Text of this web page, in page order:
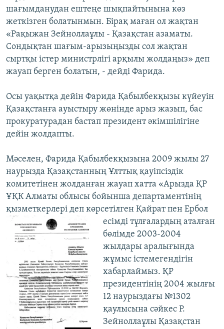
шағымданудан ештеңе шықпайтынына көз
жеткізген болатынмын. Бірақ маған ол жақтан
«Рақыжан Зейноллаұлы - Қазақстан азаматы.
Сондықтан шағым-арызыңызды сол жақтан
сыртқы істер министрлігі арқылы жолдаңыз» деп
жауап берген болатын, - дейді Фарида.
Осы уақытқа дейін Фарида Қабылбекқызы күйеуін
Қазақстанға ауыстыру жөнінде арыз жазып, бас
прокуратурадан бастап президент әкімшілігіне
дейін жолдапты.
Мәселен, Фарида Қабылбекқызына 2009 жылы 27
наурызда Қазақстанның Ұлттық қауіпсіздік
комитетінен жолданған жауап хатта «Арызда ҚР
ҰҚК Алматы облысы бойынша департаментінің
қызметкерлері деп көрсетілген Қайрат пен Ербол
есімді тұлғалардың аталған
бөлімде 2003-2004
жылдары аралығында
жұмыс істемегендігін
хабарлаймыз. ҚР
президентінің 2004 жылғы
12 наурыздағы №1302
қаулысына сәйкес Р.
Зейноллаұлы Қазақстан